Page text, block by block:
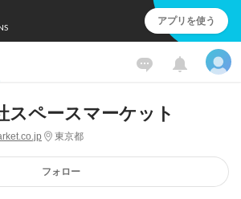
アプリを使う
スペースマーケット
東京都
フォロー